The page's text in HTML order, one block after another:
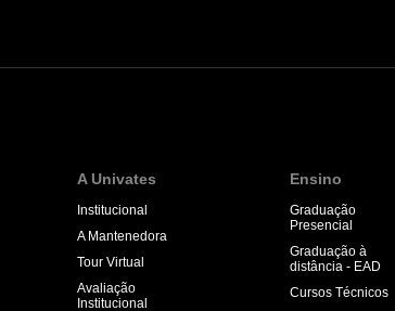
A Univates
Institucional
A Mantenedora
Tour Virtual
Avaliação
Institucional
Ensino
Graduação
Presencial
Graduação à
distância - EAD
Cursos Técnicos